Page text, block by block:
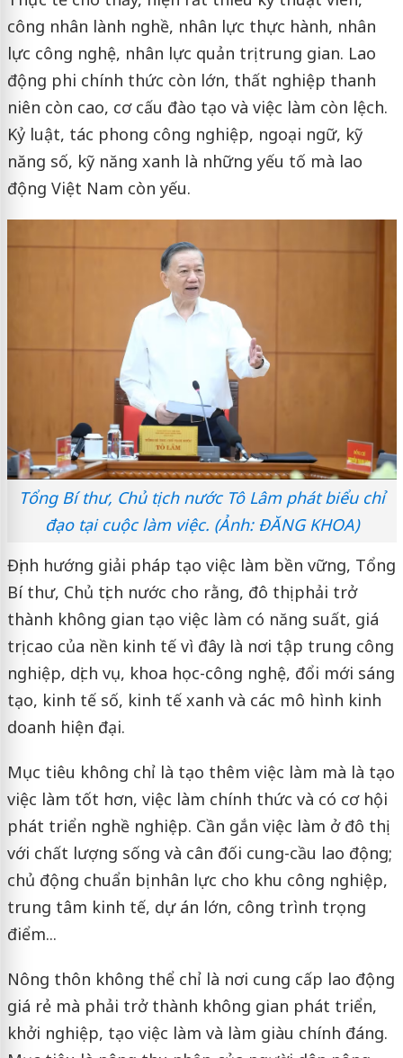
công nhân lành nghề, nhân lực thực hành, nhân
lực công nghệ, nhân lực quản trị trung gian. Lao
động phi chính thức còn lớn, thất nghiệp thanh
niên còn cao, cơ cấu đào tạo và việc làm còn lệch.
Kỷ luật, tác phong công nghiệp, ngoại ngữ, kỹ
năng số, kỹ năng xanh là những yếu tố mà lao
động Việt Nam còn yếu.
Tổng Bí thư, Chủ tịch nước Tô Lâm phát biểu chỉ
đạo tại cuộc làm việc. (Ảnh: ĐĂNG KHOA)
Định hướng giải pháp tạo việc làm bền vững, Tổng
Bí thư, Chủ tịch nước cho rằng, đô thị phải trở
thành không gian tạo việc làm có năng suất, giá
trị cao của nền kinh tế vì đây là nơi tập trung công
nghiệp, dịch vụ, khoa học-công nghệ, đổi mới sáng
tạo, kinh tế số, kinh tế xanh và các mô hình kinh
doanh hiện đại.
Mục tiêu không chỉ là tạo thêm việc làm mà là tạo
việc làm tốt hơn, việc làm chính thức và có cơ hội
phát triển nghề nghiệp. Cần gắn việc làm ở đô thị
với chất lượng sống và cân đối cung-cầu lao động;
chủ động chuẩn bị nhân lực cho khu công nghiệp,
trung tâm kinh tế, dự án lớn, công trình trọng
điểm...
Nông thôn không thể chỉ là nơi cung cấp lao động
giá rẻ mà phải trở thành không gian phát triển,
khởi nghiệp, tạo việc làm và làm giàu chính đáng.